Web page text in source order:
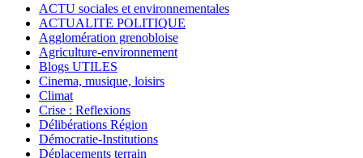
ACTU sociales et environnementales
ACTUALITE POLITIQUE
Agglomération grenobloise
Agriculture-environnement
Blogs UTILES
Cinema, musique, loisirs
Climat
Crise : Reflexions
Délibérations Région
Démocratie-Institutions
Déplacements terrain